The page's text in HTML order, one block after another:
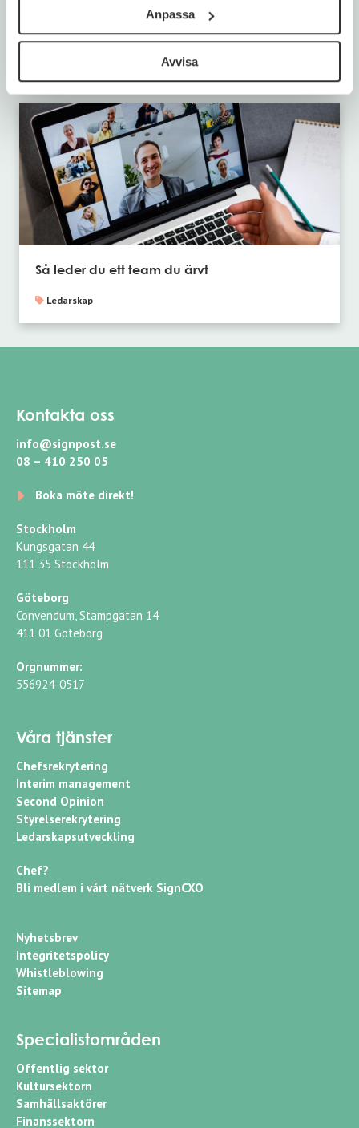
Anpassa
Avvisa
Styrelsetrender 2026: Tio skiften som omformar
styrelsearbetet
Så leder du ett team du ärvt
Ledarskap
Kontakta oss
info@signpost.se
08 – 410 250 05
Boka möte direkt!
Stockholm
Kungsgatan 44
111 35 Stockholm
Göteborg
Convendum, Stampgatan 14
411 01 Göteborg
Orgnummer:
556924-0517
Våra tjänster
Chefsrekrytering
Interim management
Second Opinion
Styrelserekrytering
Ledarskapsutveckling
Chef?
Bli medlem i vårt nätverk SignCXO
Nyhetsbrev
Integritetspolicy
Whistleblowing
Sitemap
Specialistområden
Offentlig sektor
Kultursektorn
Samhällsaktörer
Finanssektorn